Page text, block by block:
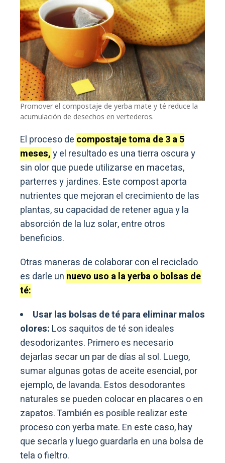
Promover el compostaje de yerba mate y té reduce la
acumulación de desechos en vertederos.
El proceso de compostaje toma de 3 a 5
meses,y el resultado es una tierra oscura y
sin olor que puede utilizarse en macetas,
parterres y jardines. Este compost aporta
nutrientes que mejoran el crecimiento de las
plantas, su capacidad de retener agua y la
absorción de la luz solar, entre otros
beneficios.
Otras maneras de colaborar con el reciclado
es darle un nuevo uso a la yerba o bolsas de
té:
Usar las bolsas de té para eliminar malos
olores: Los saquitos de té son ideales
desodorizantes. Primero es necesario
dejarlas secar un par de días al sol. Luego,
sumar algunas gotas de aceite esencial, por
ejemplo, de lavanda. Estos desodorantes
naturales se pueden colocar en placares o en
zapatos. También es posible realizar este
proceso con yerba mate. En este caso, hay
que secarla y luego guardarla en una bolsa de
tela o fieltro.